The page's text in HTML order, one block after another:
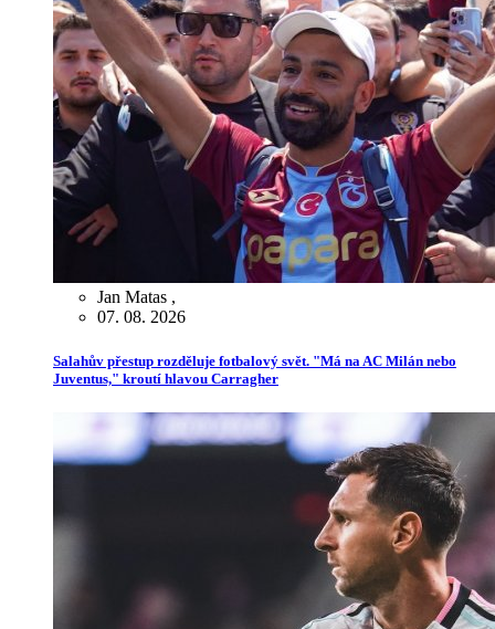
Jan Matas ,
07. 08. 2026
Salahův přestup rozděluje fotbalový svět. "Má na AC Milán nebo
Juventus," kroutí hlavou Carragher